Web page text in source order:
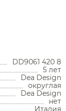
DD9061 420 8
5 лет
Dea Design
округлая
Dea Design
нет
Италия